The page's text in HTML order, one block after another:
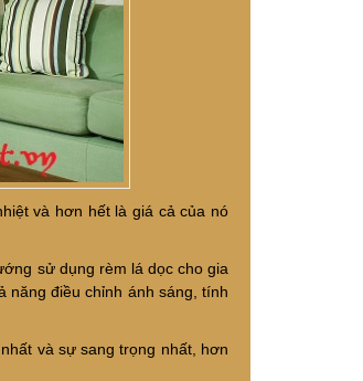
và hơn hết là giá cả của nó
sử dụng rèm lá dọc cho gia
năng điều chỉnh ánh sáng, tính
và sự sang trọng nhất, hơn